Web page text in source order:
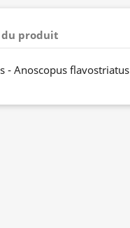
du produit
- Anoscopus flavostriatus